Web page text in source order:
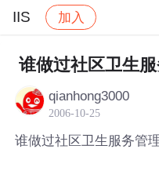
IIS 加入
社区 IIS 帖子详情
谁做过社区卫生
qianhong3000
2006-10-25
谁做过社区卫生服务管